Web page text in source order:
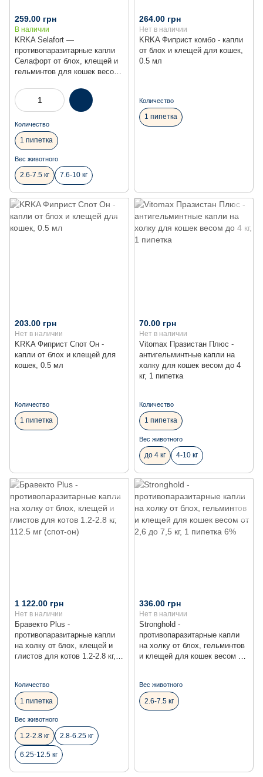
KRKA Selafort —
противопаразитарные капли
Селафорт от блох, клещей и
гельминтов для кошек весом
259.00 грн
В наличии
Количество
1 пипетка
Вес животного
2.6-7.5 кг 7.6-10 кг
KRKA Фиприст комбо - капли
от блох и клещей для кошек,
0.5 мл
264.00 грн
Нет в наличии
Количество
1 пипетка
KRKA Фиприст Спот Он -
капли от блох и клещей для
кошек, 0.5 мл
203.00 грн
Нет в наличии
Количество
1 пипетка
Vitomax Празистан Плюс -
антигельминтные капли на
холку для кошек весом до 4
кг, 1 пипетка
70.00 грн
Нет в наличии
Количество
1 пипетка
Вес животного
до 4 кг 4-10 кг
Бравекто Plus -
противопаразитарные капли
на холку от блох, клещей и
глистов для котов 1.2-2.8 кг,
1 122.00 грн
Нет в наличии
Количество
1 пипетка
Вес животного
1.2-2.8 кг 2.8-6.25 кг
6.25-12.5 кг
Stronghold -
противопаразитарные капли
на холку от блох, гельминтов
и клещей для кошек весом от
336.00 грн
Нет в наличии
Вес животного
2.6-7.5 кг